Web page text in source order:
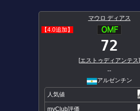
マウロ ディアス
【4.0追加】
72
[エストゥディアンテス]
--
アルゼンチン
人気値
myClub評価